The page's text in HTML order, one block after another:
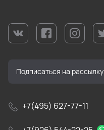
+7(495) 627-77-11